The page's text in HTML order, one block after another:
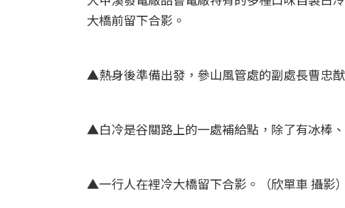
大橋前留下合影。
▲熱身後準備出發，參山風管處的副處長曹忠
▲白冷是谷關路上的一處補給點，除了有冰棒
▲一行人在裡冷大橋留下合影。（欣單車 攝影）